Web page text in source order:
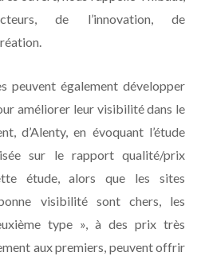
de l’innovation, de
peuvent également développer
améliorer leur visibilité dans le
d’Alenty, en évoquant l’étude
sur le rapport qualité/prix
étude, alors que les sites
visibilité sont chers, les
type », à des prix très
aux premiers, peuvent offrir